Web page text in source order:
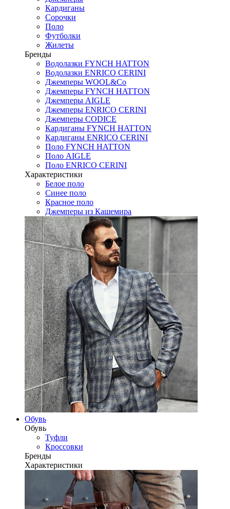
Кардиганы
Сорочки
Поло
Футболки
Жилеты
Бренды
Водолазки FYNCH HATTON
Водолазки ENRICO CERINI
Джемперы WOOL&Co
Джемперы FYNCH HATTON
Джемперы AIGLE
Джемперы ENRICO CERINI
Джемперы CODICE
Кардиганы FYNCH HATTON
Кардиганы ENRICO CERINI
Поло FYNCH HATTON
Поло AIGLE
Поло ENRICO CERINI
Характеристики
Белое поло
Синее поло
Красное поло
Джемперы из Кашемира
Обувь
Обувь
Туфли
Кроссовки
Бренды
Характеристики